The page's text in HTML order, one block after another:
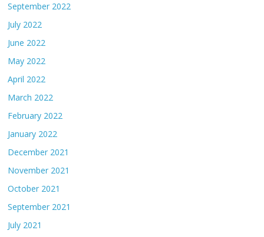
September 2022
July 2022
June 2022
May 2022
April 2022
March 2022
February 2022
January 2022
December 2021
November 2021
October 2021
September 2021
July 2021